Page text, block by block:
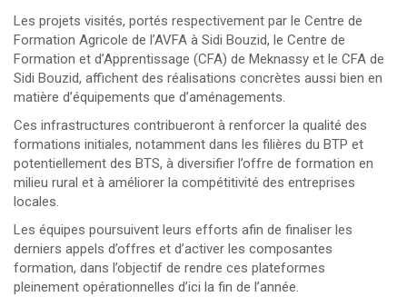
Les projets visités, portés respectivement par le Centre de
Formation Agricole de l’AVFA à Sidi Bouzid, le Centre de
Formation et d’Apprentissage (CFA) de Meknassy et le CFA de
Sidi Bouzid, affichent des réalisations concrètes aussi bien en
matière d’équipements que d’aménagements.
Ces infrastructures contribueront à renforcer la qualité des
formations initiales, notamment dans les filières du BTP et
potentiellement des BTS, à diversifier l’offre de formation en
milieu rural et à améliorer la compétitivité des entreprises
locales.
Les équipes poursuivent leurs efforts afin de finaliser les
derniers appels d’offres et d’activer les composantes
formation, dans l’objectif de rendre ces plateformes
pleinement opérationnelles d’ici la fin de l’année.